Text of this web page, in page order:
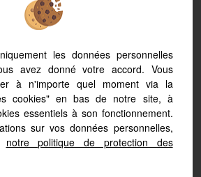
les données personnelles
avez donné votre accord. Vous
à n'importe quel moment via la
cookies" en bas de notre site, à
essentiels à son fonctionnement.
sur vos données personnelles,
notre politique de protection des